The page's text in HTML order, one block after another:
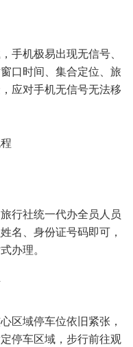
手机极易出现无信号、
口时间、集合定位、旅
应对手机无信号无法移
行社统一代办全员人员
名、身份证号码即可，
办理。
区域停车位依旧紧张，
停车区域，步行前往观